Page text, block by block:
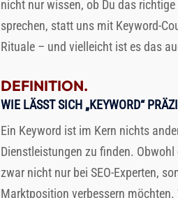
nicht nur wissen, ob Du das
sprechen, statt uns mit Keyword-
Rituale – und vielleicht ist es das
DEFINITION.
WIE LÄSST SICH „KEYWORD“
Ein Keyword ist im Kern nichts
Dienstleistungen zu finden.
zwar nicht nur bei SEO-Experten,
Marktposition verbessern